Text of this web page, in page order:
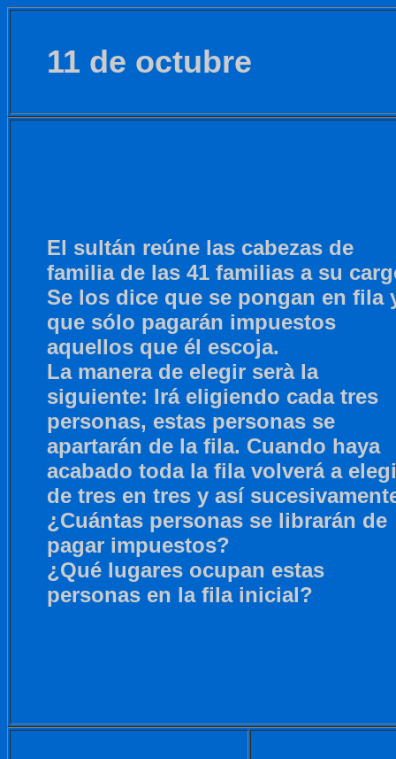
11 de octubre
El sultán reúne las cabezas de
familia de las 41 familias a su
Se los dice que se pongan en fila
que sólo pagarán impuestos
aquellos que él escoja.
La manera de elegir serà la
siguiente: Irá eligiendo cada tres
personas, estas personas se
apartarán de la fila. Cuando haya
acabado toda la fila volverá a
de tres en tres y así
¿Cuántas personas se librarán de
pagar impuestos?
¿Qué lugares ocupan estas
personas en la fila inicial?